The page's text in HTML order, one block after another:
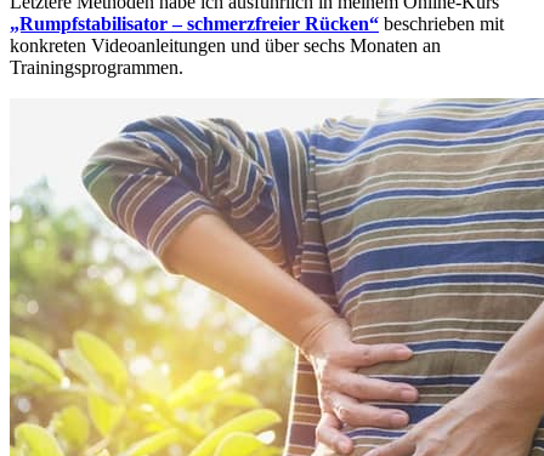
„Rumpfstabilisator – schmerzfreier Rücken“ beschrieben mit
konkreten Videoanleitungen und über sechs Monaten an
Trainingsprogrammen.